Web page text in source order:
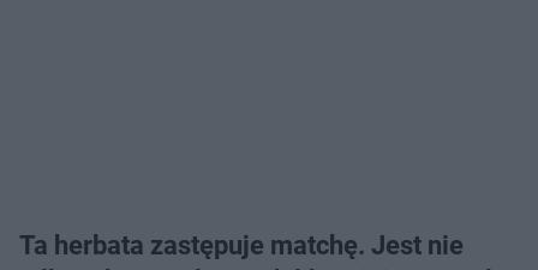
Ta herbata zastępuje matchę. Jest nie